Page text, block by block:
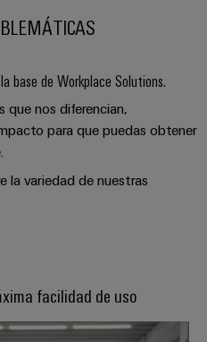
base de Workplace Solutions.
que nos diferencian,
para que puedas obtener
la variedad de nuestras
facilidad de uso